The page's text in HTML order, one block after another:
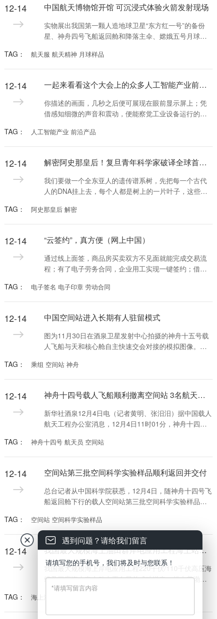
12-14 中国航天博物馆开馆 可沉浸式体验火箭发射现场
实物展出我国第一颗人造地球卫星“东方红一号”的备份
星、神舟四号飞船返回舱和降落主伞、嫦娥五号月球样
国空间站VR漫游系统……11月16日，中国航天博物馆正
式开馆，首次全系统展示中国航天全貌、全方位展示航
天历史与成就，为公众提供感受航天技术及文化的平
台。
TAG： 航天服 航天精神 月球样品
12-14 一起来看看这个大会上的众多人工智能产业前沿产品
你描述的画面，几秒之后便可展现在眼前显示屏上；凭
借感知细微的声音和震动，便能察觉工业设备运行的问
城市的精细治理已可实现“一屏统揽”……
TAG： 人工智能产业 前沿产品
12-14 解密阿史那皇后！复旦青年科学家破译全球首例古突厥皇室基因组
我们要做一个全东亚人的遗传谱系树，先把每一个古代
人的DNA挂上去，每个人都是树上的一片叶子，这些人
的联系，这就是我们中华民族的“大家谱”。用DNA做家
谱，这是一件很酷的事情。
TAG： 阿史那皇后 解密
12-14 “云签约”，真方便（网上中国）
通过线上面签，商品房买卖双方不见面就能完成交易流
程；有了电子劳务合同，企业用工实现一键签约；借助
合同……电子签名、“云签约”发展迅速，逐渐融入人们日
常生活工作的方方面面。
TAG： 电子签名 电子印章 劳动合同
12-14 中国空间站进入长期有人驻留模式
图为11月30日在酒泉卫星发射中心拍摄的神舟十五号载
人飞船与天和核心舱自主快速交会对接的模拟图像。新
TAG： 乘组 空间站 神舟
12-14 神舟十四号载人飞船顺利撤离空间站 3名航天员即将踏上回家之旅
新华社酒泉12月4日电（记者黄明、张汨汨）据中国载人
航天工程办公室消息，12月4日11时01分，神舟十四号
TAG： 神舟十四号 航天员 空间站
12-14 空间站第三批空间科学实验样品顺利返回并交付
总台记者从中国科学院获悉，12月4日，随神舟十四号飞
船返回舱下行的载人空间站第三批空间科学实验样品在
利运抵中科院空间应用工程与技术中心，空间应用系统
总体与相关实验人员进行了实验样品基本状态的检查，
确认返回样品完好后，顺利交接相关实验科学家。
TAG： 空间站 空间科学实验样品
12-14 我国最大规模海上油田群岸电应用工程海上站成功送电
我国最大规模海上岸电应用工程220千伏/110千伏高压海
缆及三座海上电力动力平台日前成功送电，标志着渤中-
垦利油田群岸电应用工程项目实现关键里程碑，为项目
全面投用奠定了坚实基础。
TAG： 海上油田
遇到问题？请给我们留言
请填写您的手机号，我们将及时与您联系！